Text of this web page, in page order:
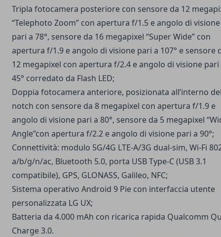
Tripla fotocamera posteriore con sensore da 12
“Telephoto Zoom” con apertura f/1.5 e angolo di visione
pari a 78°, sensore da 16 megapixel “Super Wide” con
apertura f/1.9 e angolo di visione pari a 107° e sensore
12 megapixel con apertura f/2.4 e angolo di visione pari
45° corredato da Flash LED;
Doppia fotocamera anteriore, posizionata all’interno
notch con sensore da 8 megapixel con apertura f/1.9 e
angolo di visione pari a 80°, sensore da 5 megapixel
Angle”con apertura f/2.2 e angolo di visione pari a 90°;
Connettività: modulo 5G/4G LTE-A/3G dual-sim, Wi-Fi
a/b/g/n/ac, Bluetooth 5.0, porta USB Type-C (USB 3.1
compatibile), GPS, GLONASS, Galileo, NFC;
Sistema operativo Android 9 Pie con interfaccia utente
personalizzata LG UX;
Batteria da 4.000 mAh con ricarica rapida Qualcomm
Charge 3.0.